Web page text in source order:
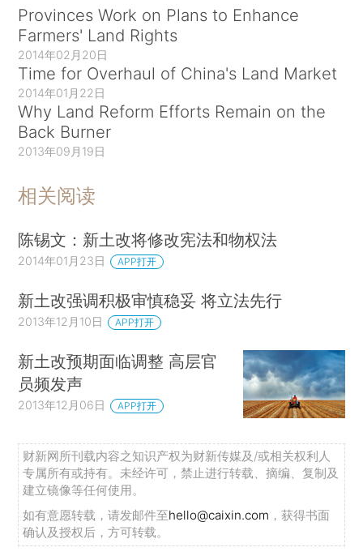
Provinces Work on Plans to Enhance
Farmers' Land Rights
2014年02月20日
Time for Overhaul of China's Land Market
2014年01月22日
Why Land Reform Efforts Remain on the
Back Burner
2013年09月19日
相关阅读
陈锡文：新土改将修改宪法和物权法
2014年01月23日 APP打开
新土改强调积极审慎稳妥 将立法先行
2013年12月10日 APP打开
新土改预期面临调整 高层官
员频发声
2013年12月06日 APP打开
财新网所刊载内容之知识产权为财新传媒及/或相关权利人
专属所有或持有。未经许可，禁止进行转载、摘编、复制及
建立镜像等任何使用。
如有意愿转载，请发邮件至hello@caixin.com ，获得书面
确认及授权后，方可转载。